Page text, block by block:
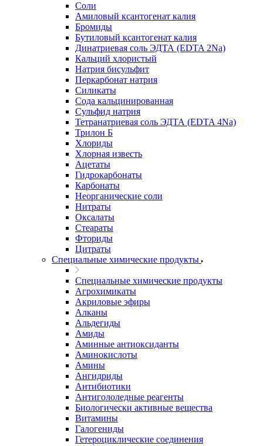
Соли
Амиловый ксантогенат калия
Бромиды
Бутиловый ксантогенат калия
Динатриевая соль ЭДТА (EDTA 2Na)
Кальций хлористый
Натрия бисульфит
Перкарбонат натрия
Силикаты
Сода кальцинированная
Сульфид натрия
Тетранатриевая соль ЭДТА (EDTA 4Na)
Трилон Б
Хлориды
Хлорная известь
Ацетаты
Гидрокарбонаты
Карбонаты
Неорганические соли
Нитраты
Оксалаты
Стеараты
Фториды
Цитраты
Специальные химические продукты
Специальные химические продукты
Агрохимикаты
Акриловые эфиры
Алканы
Альдегиды
Амиды
Аминные антиоксиданты
Аминокислоты
Амины
Ангидриды
Антибиотики
Антигололедные реагенты
Биологически активные вещества
Витамины
Галогениды
Гетероциклические соединения